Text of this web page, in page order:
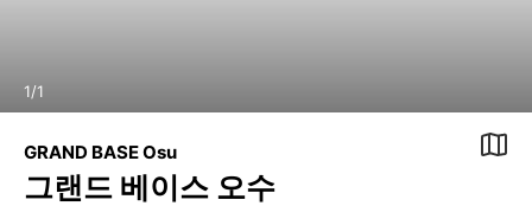
1/1
GRAND BASE Osu
그랜드 베이스 오수